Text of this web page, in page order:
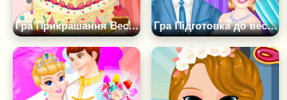
Гра Прикрашання Весільного Торта Гра Підготовка до весілля Королівської пари